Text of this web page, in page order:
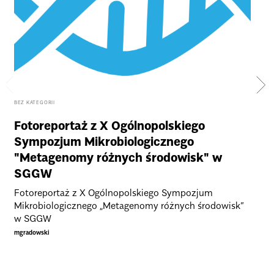
BEZ KATEGORII
Fotoreportaż z X Ogólnopolskiego
Sympozjum Mikrobiologicznego
"Metagenomy różnych środowisk" w
SGGW
Fotoreportaż z X Ogólnopolskiego Sympozjum
Mikrobiologicznego „Metagenomy różnych środowisk”
w SGGW
mgradowski